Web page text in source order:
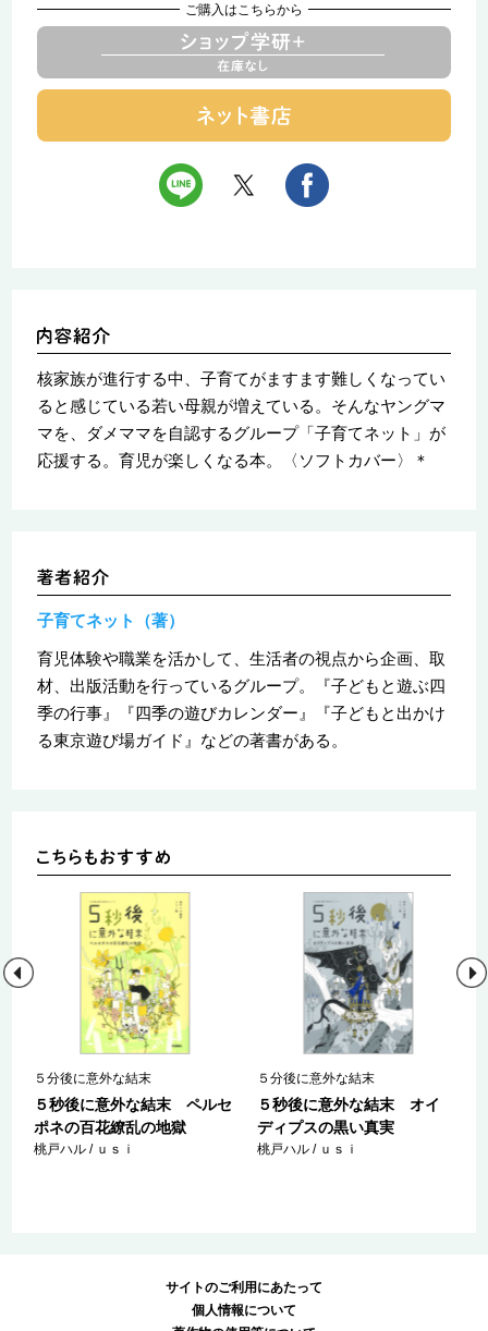
ご購入はこちらから
核家族が進行する中、子育てがますます難しくなってい
ると感じている若い母親が増えている。そんなヤングマ
マを、ダメママを自認するグループ「子育てネット」が
応援する。育児が楽しくなる本。〈ソフトカバー〉＊
子育てネット（著）
育児体験や職業を活かして、生活者の視点から企画、取
材、出版活動を行っているグループ。『子どもと遊ぶ四
季の行事』『四季の遊びカレンダー』『子どもと出かけ
る東京遊び場ガイド』などの著書がある。
５分後に意外な結末
５秒後に意外な結末 ペルセ
ポネの百花繚乱の地獄
桃戸ハル / ｕｓｉ
５分後に意外な結末
５秒後に意外な結末 オイ
ディプスの黒い真実
桃戸ハル / ｕｓｉ
サイトのご利用にあたって
個人情報について